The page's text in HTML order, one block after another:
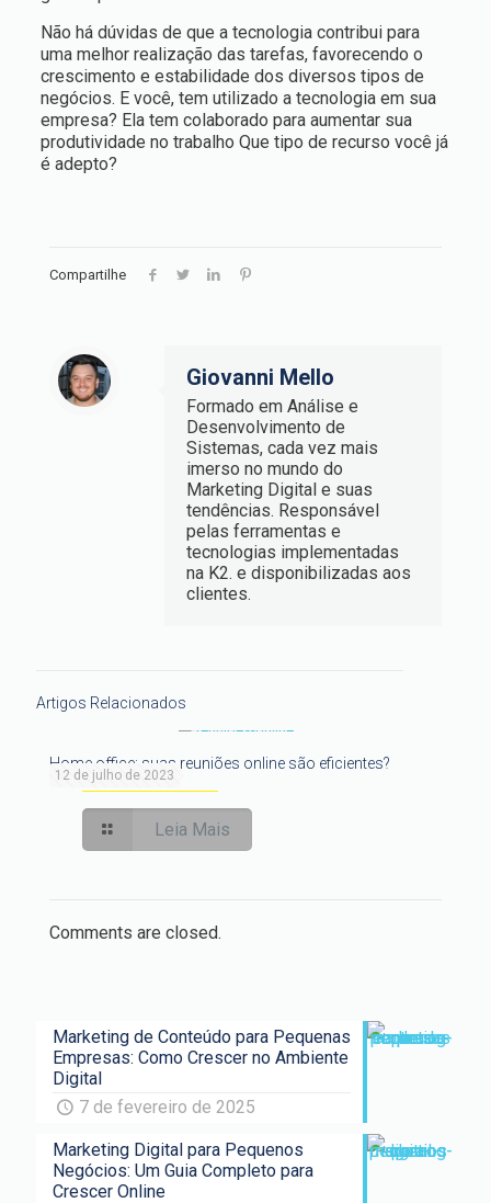
Não há dúvidas de que a tecnologia contribui para
uma melhor realização das tarefas, favorecendo o
crescimento e estabilidade dos diversos tipos de
negócios. E você, tem utilizado a tecnologia em sua
empresa? Ela tem colaborado para aumentar sua
produtividade no trabalho Que tipo de recurso você já
é adepto?
Compartilhe
Giovanni Mello
Formado em Análise e
Desenvolvimento de
Sistemas, cada vez mais
imerso no mundo do
Marketing Digital e suas
tendências. Responsável
pelas ferramentas e
tecnologias implementadas
na K2. e disponibilizadas aos
clientes.
Artigos Relacionados
12 de julho de 2023
Home office: suas reuniões online são eficientes?
Leia Mais
Comments are closed.
Marketing de Conteúdo para Pequenas
Empresas: Como Crescer no Ambiente
Digital
7 de fevereiro de 2025
Marketing Digital para Pequenos
Negócios: Um Guia Completo para
Crescer Online